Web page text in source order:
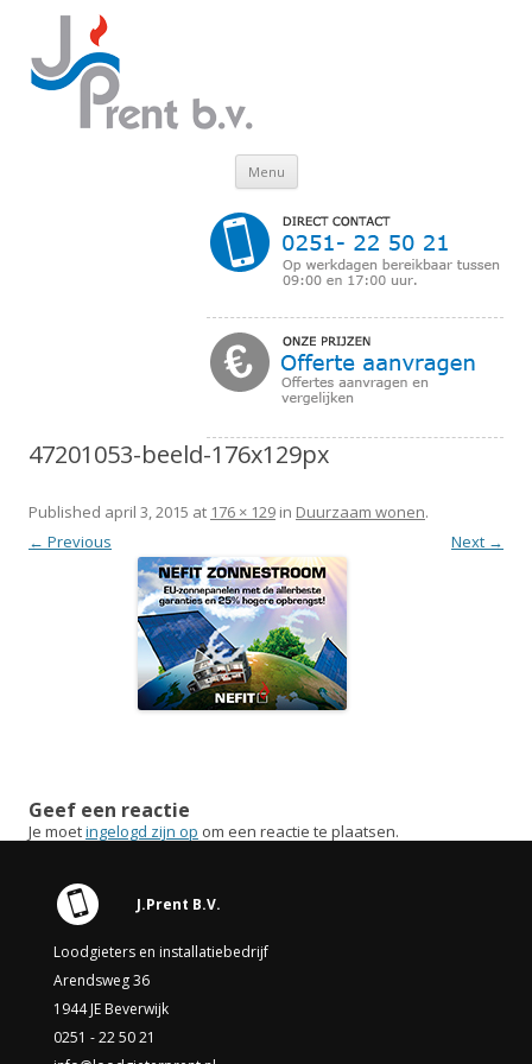
Menu Skip to content
47201053-beeld-176x129px
Published april 3, 2015 at 176 × 129 in Duurzaam wonen.
← Previous
Next →
Geef een reactie
Je moetingelogd zijn op om een reactie te plaatsen.
J.Prent B.V.
Loodgieters en installatiebedrijf
Arendsweg 36
1944 JE Beverwijk
0251 - 22 50 21